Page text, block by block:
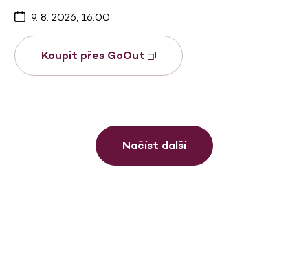
9. 8. 2026, 16:00
Koupit přes GoOut
Načíst další